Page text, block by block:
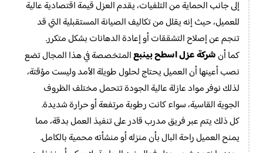
إلى جانب الحماية من التلفيات، يقدم العزل قيمة اقتصادية عالية
للعميل، حيث إنه يقلل من تكاليف الصيانة المستقبلية التي قد
تنجم عن إصلاح التشققات أو إعادة الدهانات بشكل متكرر.
كما أنشركة عزل اسطح بينبعالمتخصصة في هذا المجال تضع
نصب أعينها أن العميل يحتاج لحلول طويلة الأمد وليست مؤقتة،
لذلك نوفر مواد عازلة عالية الجودة تتحمل مختلف الظروف
الجوية القاسية، سواء كانت رطوبة مرتفعة أو حرارة شديدة.
كل ذلك يتم عبر فريق مدرب قادر على تنفيذ العمل بدقة، مما
يمنح العميل راحة البال بأن منزله أو منشأته محمية بالكامل.